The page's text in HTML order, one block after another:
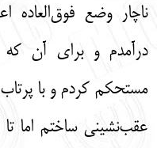
ناچار وضع فوق‌العاده
درآمدم و برای آن
مستحکم کردم و با
عقب‌نشینی ساختم اما